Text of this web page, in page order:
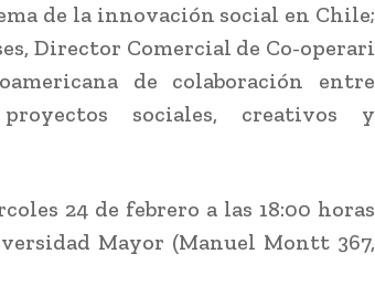
de la innovación social en Chile;
Director Comercial de Co-operari
de colaboración entre
sociales, creativos y
24 de febrero a las 18:00 horas
Mayor (Manuel Montt 367,